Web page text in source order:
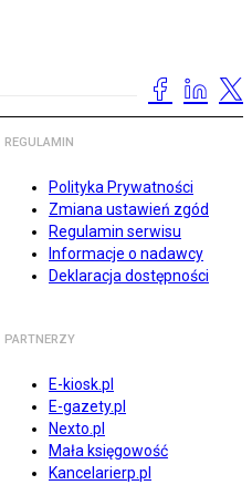
REGULAMIN
Polityka Prywatności
Zmiana ustawień zgód
Regulamin serwisu
Informacje o nadawcy
Deklaracja dostępności
PARTNERZY
E-kiosk.pl
E-gazety.pl
Nexto.pl
Mała księgowość
Kancelarierp.pl